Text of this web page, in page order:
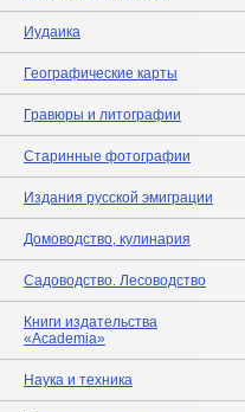
Иудаика
Географические карты
Гравюры и литографии
Старинные фотографии
Издания русской эмиграции
Домоводство, кулинария
Садоводство. Лесоводство
Книги издательства
«Academia»
Наука и техника